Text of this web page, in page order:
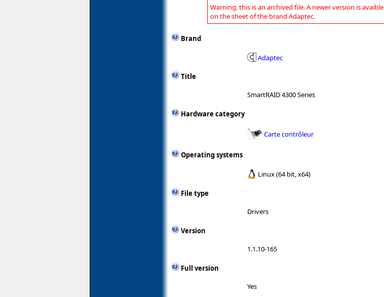
Warning, this is an archived file. A newer version is avaible
on the sheet of the brand Adaptec.
Brand
Adaptec
Title
SmartRAID 4300 Series
Hardware category
Carte contrôleur
Operating systems
Linux (64 bit, x64)
File type
Drivers
Version
1.1.10-165
Full version
Yes